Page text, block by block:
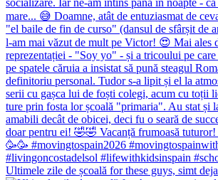
Ultimele zile de școală for these guys, simt deja